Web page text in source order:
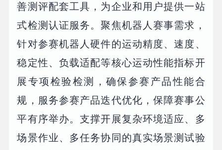
善测评配套工具，为企业和用户提供一站
式检测认证服务。聚焦机器人赛事需求，
针对参赛机器人硬件的运动精度、速度、
稳定性、负载适配等核心运动性能指标开
展专项检验检测，确保参赛产品性能合
规，服务参赛产品迭代优化，保障赛事公
平有序举办。支撑开展复杂环境适应、多
场景作业、多任务协同的真实场景测试验